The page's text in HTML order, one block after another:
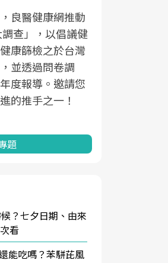
良醫健康網推動
調查」，以倡議健
康篩檢之於台灣
並透過問卷調
度報導。邀請您
的推手之一！
題
？七夕日期、由來
看
能吃嗎？苯駢芘風